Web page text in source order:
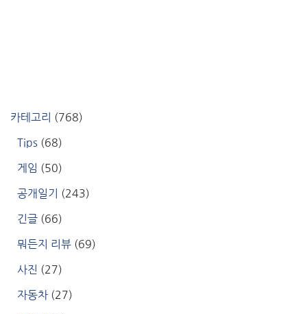
카테고리 (768)
Tips (68)
게임 (50)
공개일기 (243)
긴글 (66)
뭐든지 리뷰 (69)
사진 (27)
자동차 (27)